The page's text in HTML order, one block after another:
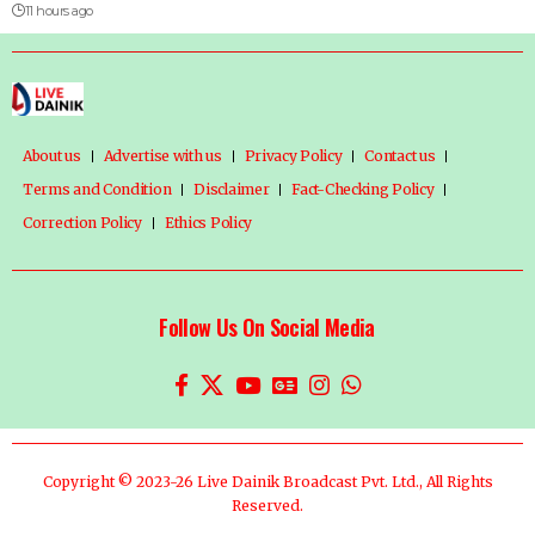
11 hours ago
About us Advertise with us Privacy Policy
Contact us
Terms and Condition
Disclaimer
Fact-Checking Policy
Correction Policy
Ethics Policy
Follow Us On Social Media
Copyright © 2023-26 Live Dainik Broadcast Pvt. Ltd., All Rights
Reserved.